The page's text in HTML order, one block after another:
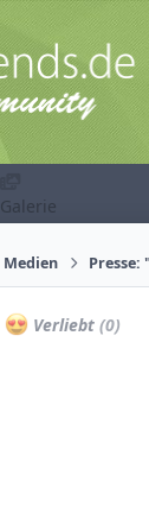
Galerie
Medien Presse:
Verliebt(0)